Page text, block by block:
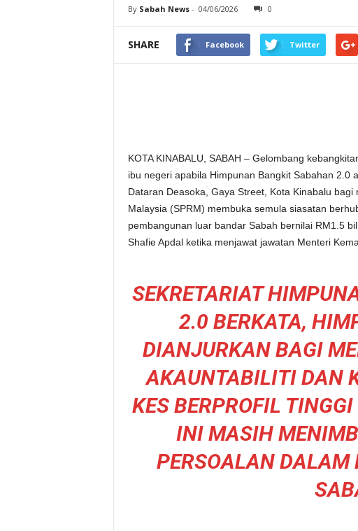
By Sabah News- 04/06/2026 0
SHARE Facebook Twitter
KOTA KINABALU, SABAH – Gelombang
ibu negeri apabila Himpunan Bangkit Sabahan 2.0
Dataran Deasoka, Gaya Street, Kota Kinabalu
Malaysia (SPRM) membuka semula siasatan
pembangunan luar bandar Sabah bernilai RM1.5
Shafie Apdal ketika menjawat jawatan Menteri
SEKRETARIAT
2.0 BERKATA,
DIANJURKAN BAGI
AKAUNTABILITI DAN
KES BERPROFIL
INI MASIH
PERSOALAN